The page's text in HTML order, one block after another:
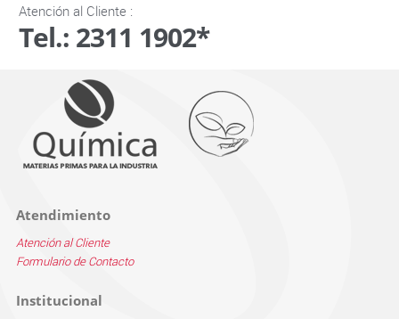
Atención al Cliente :
Tel.: 2311 1902*
Atendimiento
Atención al Cliente
Formulario de Contacto
Institucional